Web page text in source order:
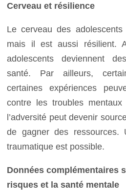
Cerveau et résilience
Le cerveau des
mais il est aussi résilient.
adolescents deviennent
santé. Par ailleurs,
certaines expériences
contre les troubles
l’adversité peut devenir
de gagner des ressources.
traumatique est possible.
Données complémentaires
risques et la santé mentale